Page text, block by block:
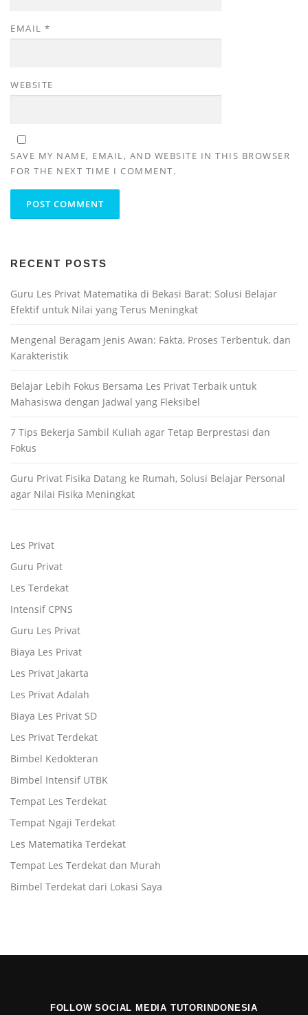
EMAIL *
WEBSITE
SAVE MY NAME, EMAIL, AND WEBSITE IN THIS BROWSER
FOR THE NEXT TIME I COMMENT.
RECENT POSTS
Guru Les Privat Matematika di Bekasi Barat: Solusi Belajar
Efektif untuk Nilai yang Terus Meningkat
Mengenal Beragam Jenis Awan: Fakta, Proses Terbentuk, dan
Karakteristik
Belajar Lebih Fokus Bersama Les Privat Terbaik untuk
Mahasiswa dengan Jadwal yang Fleksibel
7 Tips Bekerja Sambil Kuliah agar Tetap Berprestasi dan
Fokus
Guru Privat Fisika Datang ke Rumah, Solusi Belajar Personal
agar Nilai Fisika Meningkat
Les Privat
Guru Privat
Les Terdekat
Intensif CPNS
Guru Les Privat
Biaya Les Privat
Les Privat Jakarta
Les Privat Adalah
Biaya Les Privat SD
Les Privat Terdekat
Bimbel Kedokteran
Bimbel Intensif UTBK
Tempat Les Terdekat
Tempat Ngaji Terdekat
Les Matematika Terdekat
Tempat Les Terdekat dan Murah
Bimbel Terdekat dari Lokasi Saya
FOLLOW SOCIAL MEDIA TUTORINDONESIA